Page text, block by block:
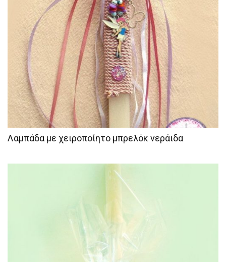
Λαμπάδα με χειροποίητο μπρελόκ νεράιδα